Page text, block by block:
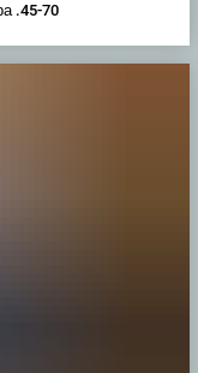
.45-70